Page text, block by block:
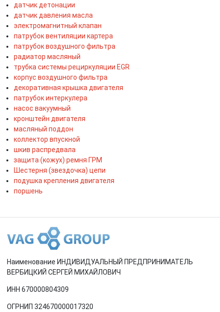
датчик детонации
датчик давления масла
электромагнитный клапан
патрубок вентиляции картера
патрубок воздушного фильтра
радиатор масляный
трубка системы рециркуляции EGR
корпус воздушного фильтра
декоративная крышка двигателя
патрубок интеркулера
насос вакуумный
кронштейн двигателя
масляный поддон
коллектор впускной
шкив распредвала
защита (кожух) ремня ГРМ
Шестерня (звездочка) цепи
подушка крепления двигателя
поршень
Наименование ИНДИВИДУАЛЬНЫЙ ПРЕДПРИНИМАТЕЛЬ
ВЕРБИЦКИЙ СЕРГЕЙ МИХАЙЛОВИЧ
ИНН 670000804309
ОГРНИП 324670000017320